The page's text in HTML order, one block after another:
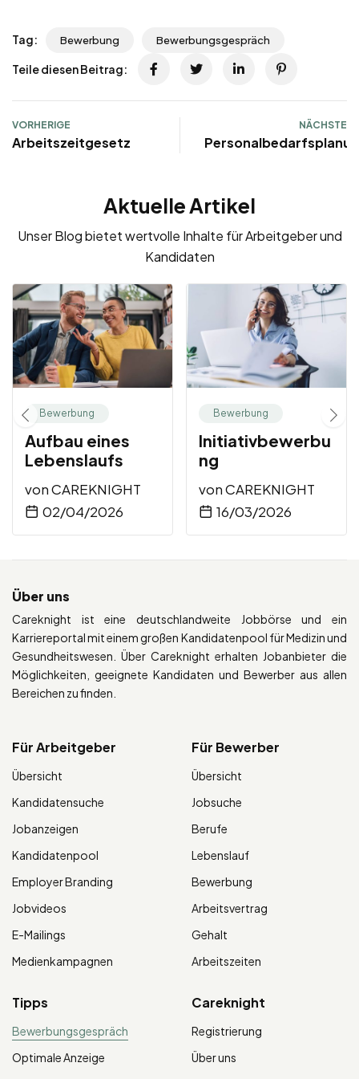
Tag: Bewerbung Bewerbungsgespräch
Teile diesen Beitrag:
VORHERIGE
Arbeitszeitgesetz
NÄCHSTE
Aktuelle Artikel
Unser Blog bietet wertvolle Inhalte für Arbeitgeber und
Kandidaten
Bewerbung
Aufbau eines
Lebenslaufs
vonCAREKNIGHT
02/04/2026
Bewerbung
Initiativbewerbu
ng
vonCAREKNIGHT
16/03/2026
Über uns
Careknight ist eine deutschlandweite Jobbörse und ein
Karriereportal mit einem großen Kandidatenpool für Medizin und
Gesundheitswesen. Über Careknight erhalten Jobanbieter die
Möglichkeiten, geeignete Kandidaten und Bewerber aus allen
Bereichen zu finden.
Für Arbeitgeber
Übersicht
Kandidatensuche
Jobanzeigen
Kandidatenpool
Employer Branding
Jobvideos
E-Mailings
Medienkampagnen
Für Bewerber
Übersicht
Jobsuche
Berufe
Lebenslauf
Bewerbung
Arbeitsvertrag
Gehalt
Arbeitszeiten
Tipps
Bewerbungsgespräch
Optimale Anzeige
Careknight
Registrierung
Über uns